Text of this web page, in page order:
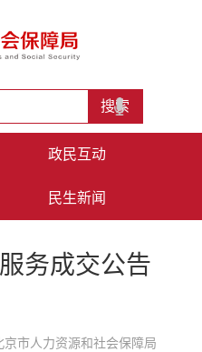
政民互动
民生新闻
务成交公告
市人力资源和社会保障局